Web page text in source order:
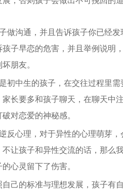
做沟通，并且告诉孩子你已经发
子早恋的危害，并且举例说明
朋友。
初中生的孩子，在交往过程里需
长要多和孩子聊天，在聊天中
对恋爱的神秘感。
反心理，对于异性的心理萌芽，
让孩子和异性交流的话，那么
心灵留下了伤害。
己的标准与理想发展，孩子有